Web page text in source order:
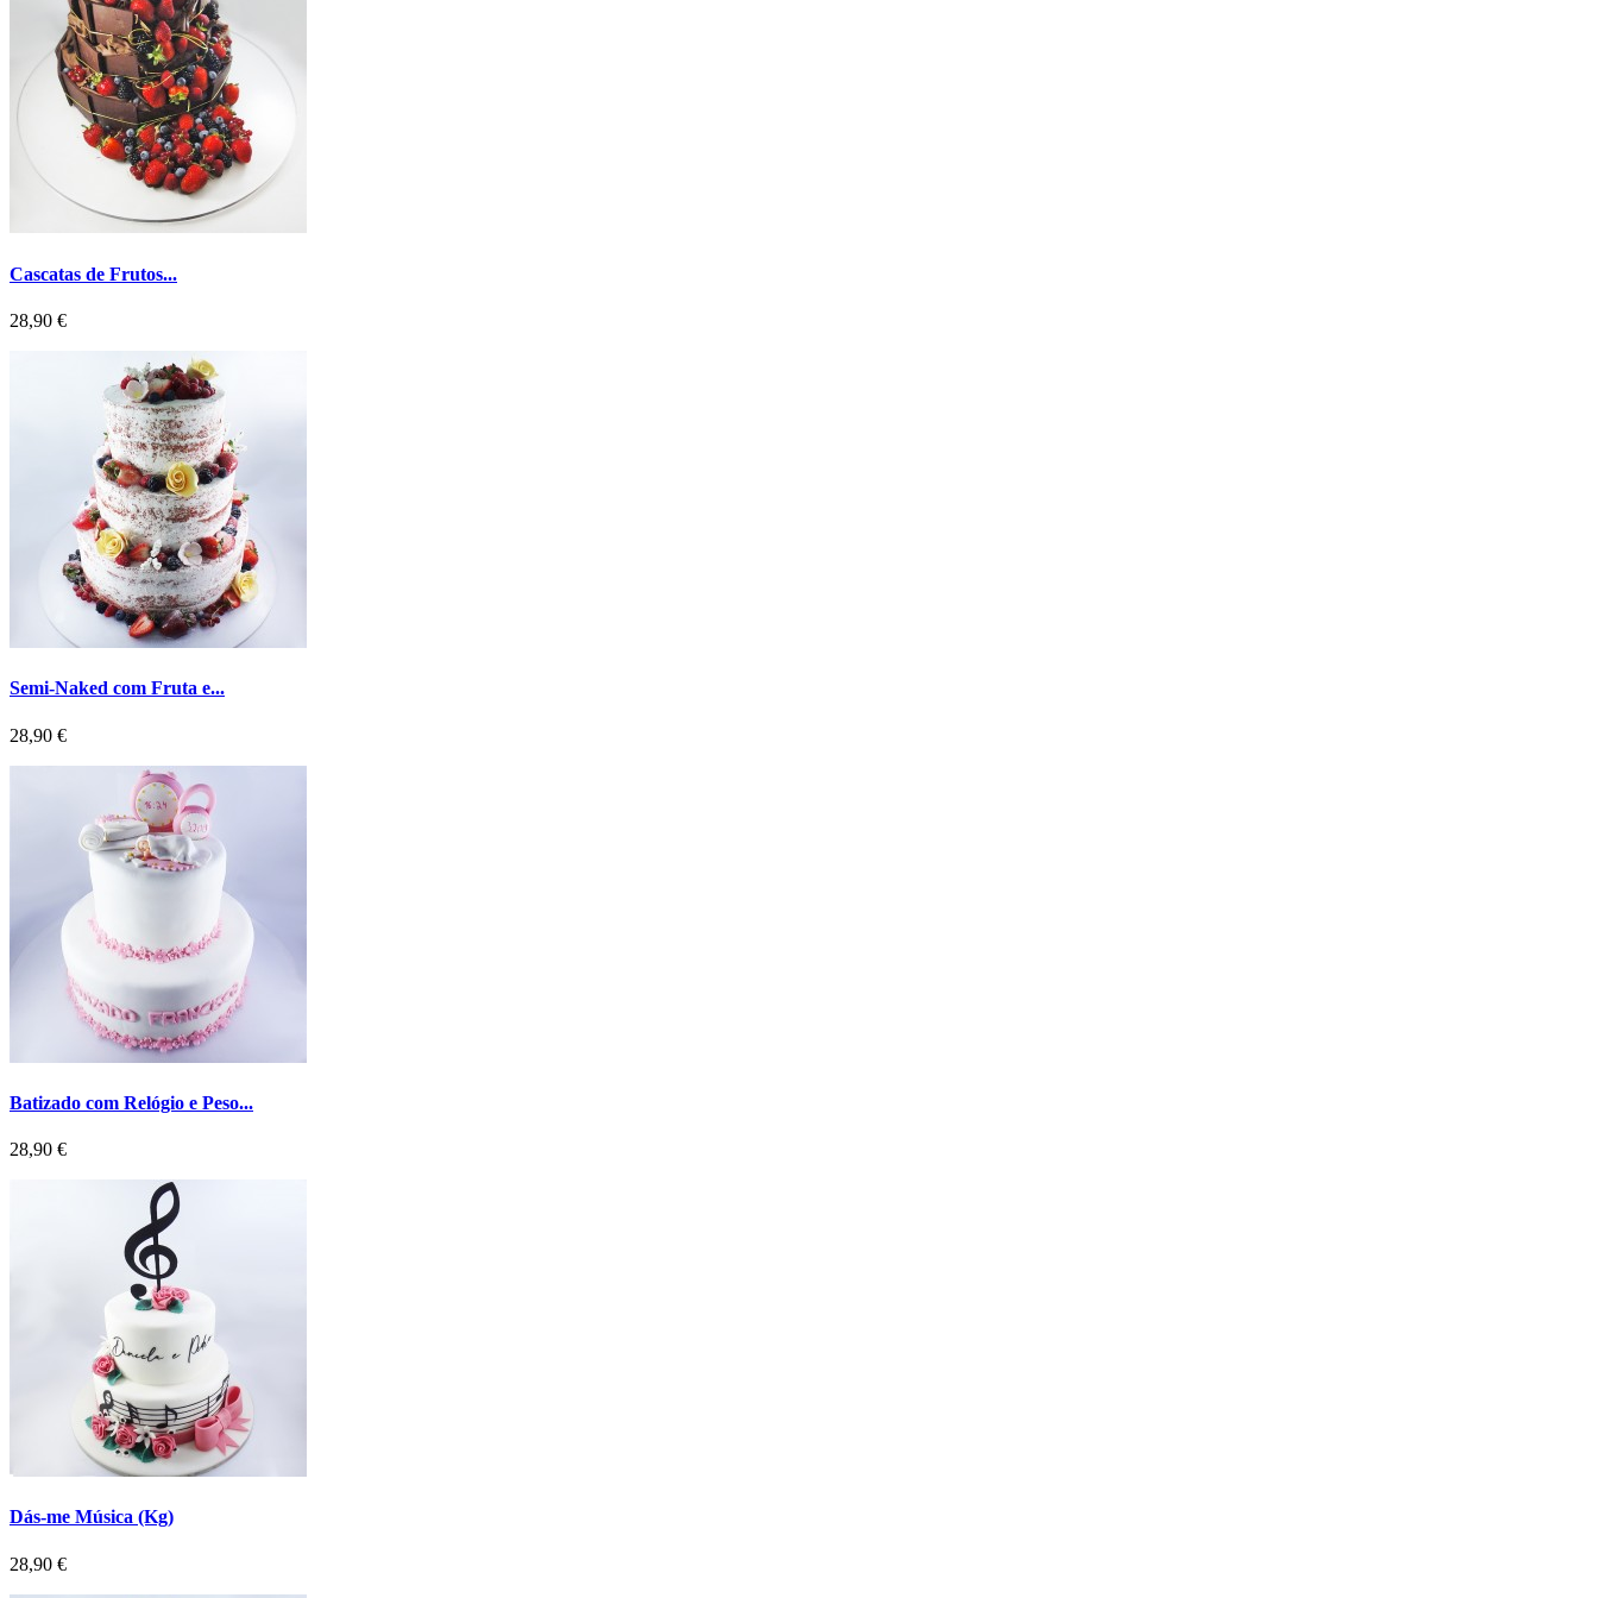
Cascatas de Frutos...
Preço
28,90 €
Semi-Naked com Fruta e...
Preço
28,90 €
Batizado com Relógio e Peso...
Preço
28,90 €
Dás-me Música (Kg)
Preço
28,90 €